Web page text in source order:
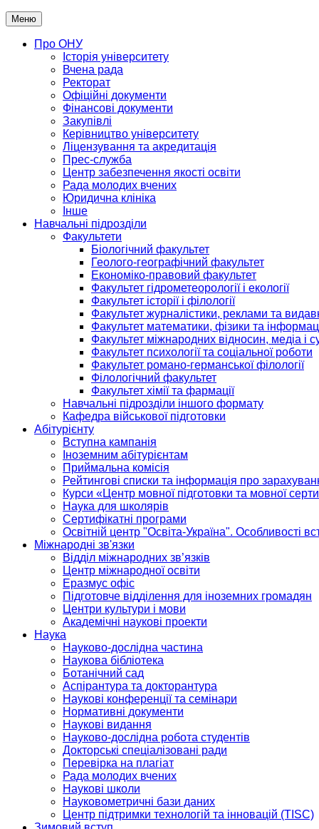
Меню
Про ОНУ
Історія університету
Вчена рада
Ректорат
Офіційні документи
Фінансові документи
Закупівлі
Керівництво університету
Ліцензування та акредитація
Прес-служба
Центр забезпечення якості освіти
Рада молодих вчених
Юридична клініка
Інше
Навчальні підрозділи
Факультети
Біологічний факультет
Геолого-географічний факультет
Економіко-правовий факультет
Факультет гідрометеорології і екології
Факультет історії і філології
Факультет журналістики, реклами та
Факультет математики, фізики та
Факультет міжнародних відносин, медіа і
Факультет психології та соціальної роботи
Факультет романо-германської філології
Філологічний факультет
Факультет хімії та фармації
Навчальні підрозділи іншого формату
Кафедра військової підготовки
Абітурієнту
Вступна кампанія
Іноземним абітурієнтам
Приймальна комісія
Рейтингові списки та інформація про
Курси «Центр мовної підготовки та мовної
Наука для школярів
Сертифікатні програми
Освітній центр "Освіта-Україна". Особливості
Міжнародні зв'язки
Відділ міжнародних зв’язків
Центр міжнародної освіти
Еразмус офіс
Підготовче відділення для іноземних громадян
Центри культури і мови
Академічні наукові проекти
Наука
Науково-дослідна частина
Наукова бібліотека
Ботанічний сад
Аспірантура та докторантура
Наукові конференції та семінари
Нормативні документи
Наукові видання
Науково-дослідна робота студентів
Докторські спеціалізовані ради
Перевірка на плагіат
Рада молодих вчених
Наукові школи
Науковометричні бази даних
Центр підтримки технологій та інновацій (TISC)